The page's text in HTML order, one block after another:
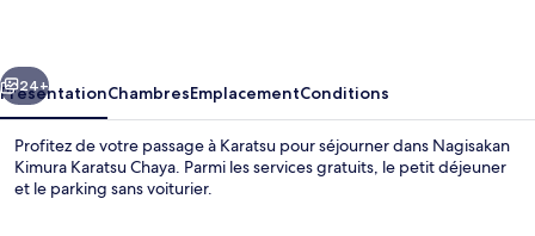
Suivant
24+
PrésentationChambresEmplacementConditions
Profitez de votre passage à Karatsu pour séjourner dans Nagisakan
Kimura Karatsu Chaya. Parmi les services gratuits, le petit déjeuner
et le parking sans voiturier.